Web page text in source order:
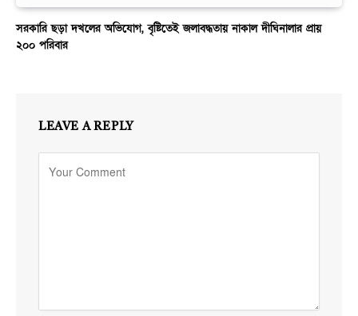
সরকারি ছড়া দখলের অভিযোগ, বৃষ্টিতেই জলাবদ্ধতায় নাকাল দীঘিনালার প্রায়
২০০ পরিবার
LEAVE A REPLY